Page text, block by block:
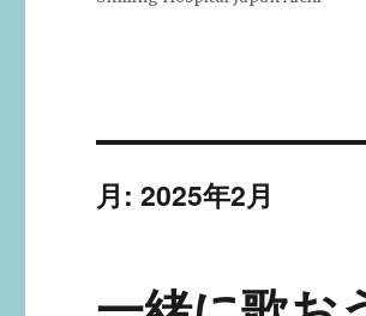
月:2025年2月